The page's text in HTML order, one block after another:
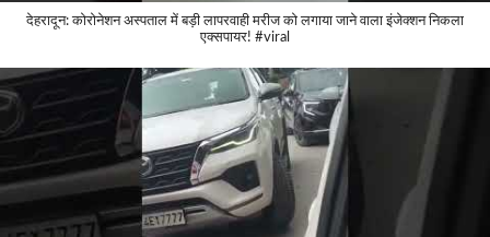
देहरादून: कोरोनेशन अस्पताल में बड़ी लापरवाही मरीज को लगाया जाने वाला इंजेक्शन निकला
एक्सपायर! #viral